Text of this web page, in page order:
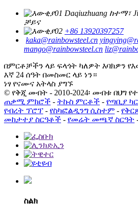
Daqiuzhuang ከተማ፣
ቻይና
+86 13920397257
kaka@rainbowsteel.cn
mango@rainbowsteel.cn
በምርቶቻችን ላይ ፍላጎት ካለዎት እባክዎን
እኛ 24 ሰዓት በመስመር ላይ ነን።
ነፃ የናሙና አትላስ ያግኙ
© የቅጂ መብት - 2010-2024፡ መብቱ በህግ
ጠቃሚ ምክሮች - ትኩስ ምርቶች - የጣቢያ
የብረት ፕሮፕ - የስካፎልዲንግ ሲስተም -
መከታተያ ስርዓቶች - የመሬት መጫኛ ስርዓት
ስልክ